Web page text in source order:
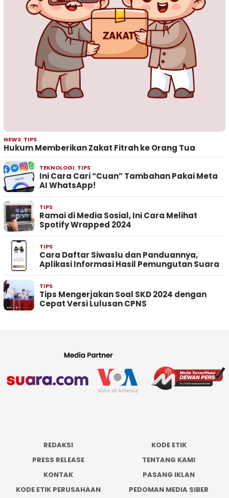
NEWS, TIPS
Hukum Memberikan Zakat Fitrah ke Orang Tua
TEKNOLOGI, TIPS
Ini Cara Cari “Cuan” Tambahan Pakai Meta
AI WhatsApp!
TIPS
Ramai di Media Sosial, Ini Cara Melihat
Spotify Wrapped 2024
TIPS
Cara Daftar Siwaslu dan Panduannya,
Aplikasi Informasi Hasil Pemungutan Suara
TIPS
Tips Mengerjakan Soal SKD 2024 dengan
Cepat Versi Lulusan CPNS
REDAKSI
KODE ETIK
PRESS RELEASE
TENTANG KAMI
KONTAK
PASANG IKLAN
KODE ETIK PERUSAHAAN
PEDOMAN MEDIA SIBER